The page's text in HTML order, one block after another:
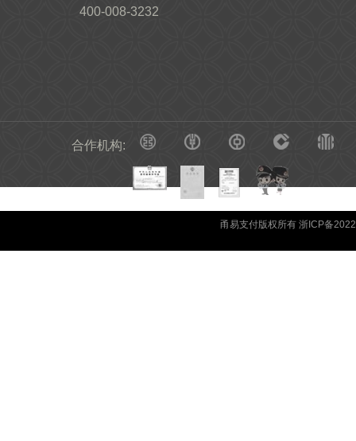
400-008-3232
合作机构:
甬易支付版权所有 浙ICP备